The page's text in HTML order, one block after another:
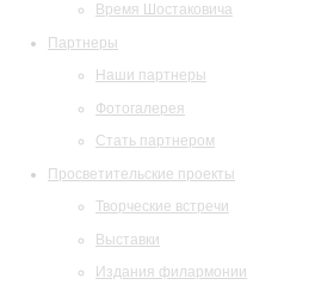
Время Шостаковича
Партнеры
Наши партнеры
Фотогалерея
Стать партнером
Просветительские проекты
Творческие встречи
Выставки
Издания филармонии